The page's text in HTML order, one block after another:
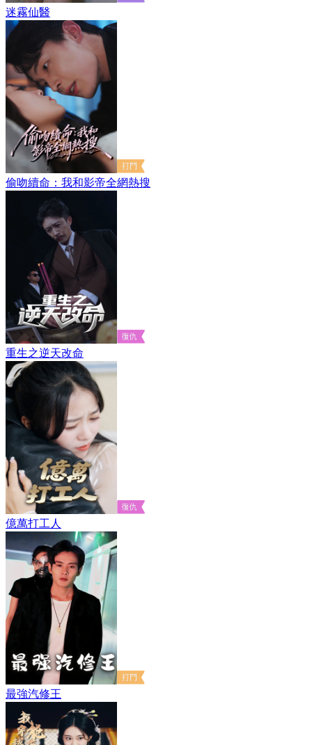
迷霧仙醫
偷吻續命：我和影帝全網熱搜
重生之逆天改命
億萬打工人
最強汽修王